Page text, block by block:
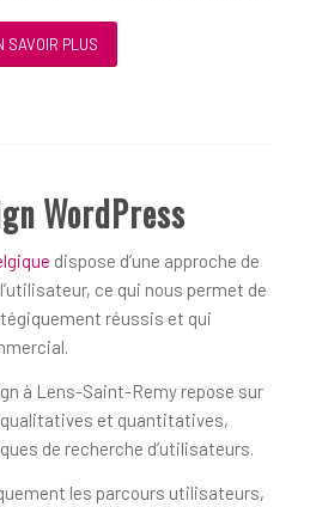
SAVOIR PLUS
WordPress
dispose d’une approche de
ce qui nous permet de
réussis et qui
à Lens-Saint-Remy repose sur
et quantitatives,
de recherche d’utilisateurs.
les parcours utilisateurs,